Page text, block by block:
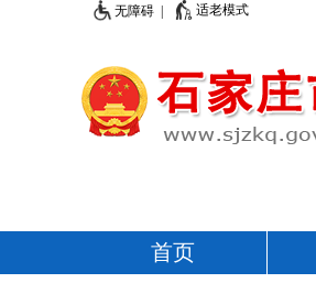
无障碍 | 适老模式
首页